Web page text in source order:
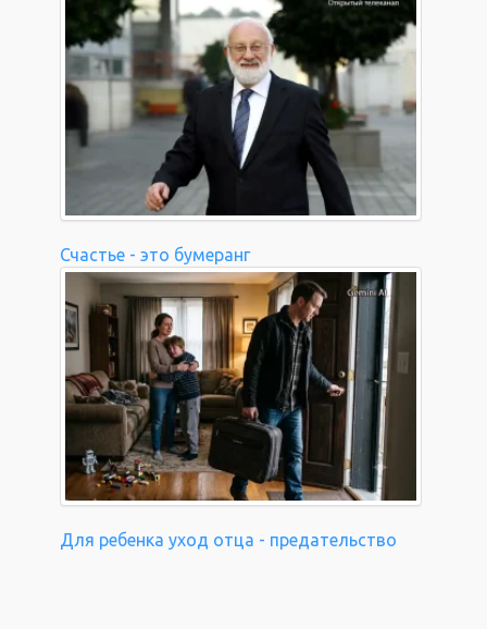
Счастье - это бумеранг
Для ребенка уход отца - предательство